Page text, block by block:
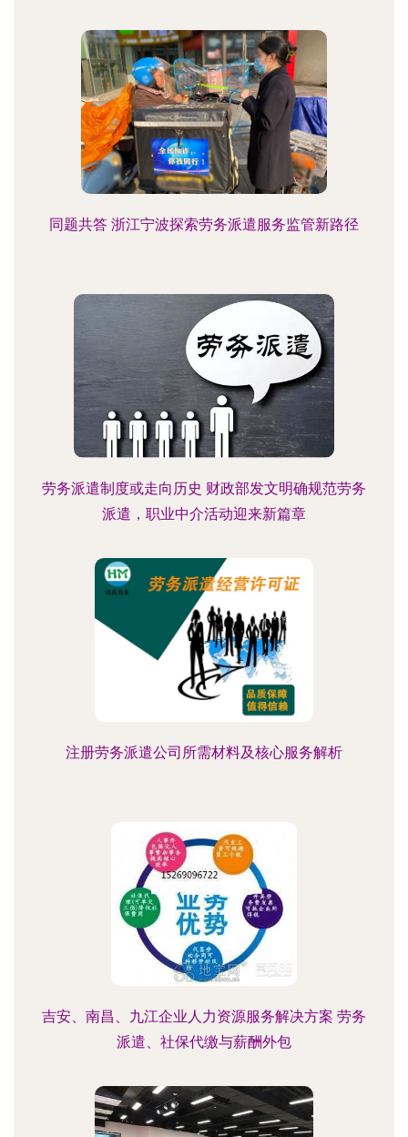
同题共答 浙江宁波探索劳务派遣服务监管新路径
劳务派遣制度或走向历史 财政部发文明确规范劳务
派遣，职业中介活动迎来新篇章
注册劳务派遣公司所需材料及核心服务解析
吉安、南昌、九江企业人力资源服务解决方案 劳务
派遣、社保代缴与薪酬外包